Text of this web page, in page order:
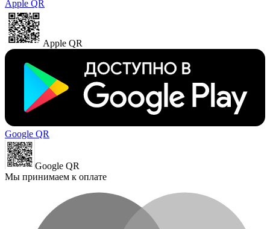
Apple QR
Apple QR
Google QR
Google QR
Мы принимаем к оплате